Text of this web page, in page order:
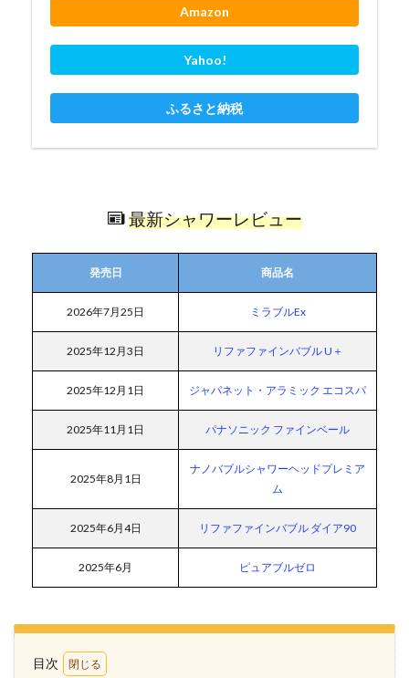
Amazon
Yahoo!
ふるさと納税
最新シャワーレビュー
発売日 商品名
2026年7月25日 ミラブルEx
2025年12月3日 リファファインバブル U＋
2025年12月1日 ジャパネット・アラミック エコスパ
2025年11月1日 パナソニック ファインベール
2025年8月1日
ナノバブルシャワーヘッドプレミア
ム
2025年6月4日 リファファインバブル ダイア90
2025年6月 ピュアブルゼロ
目次